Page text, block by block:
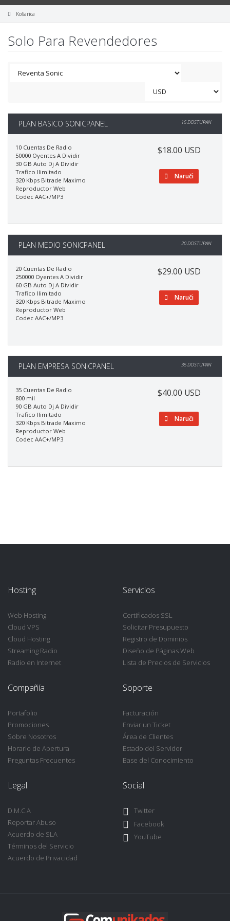
Košarica
Solo Para Revendedores
PLAN BASICO SONICPANEL 15 DOSTUPAN
10 Cuentas De Radio
50000 Oyentes A Dividir
30 GB Auto Dj A Dividir
Trafico Ilimitado
320 Kbps Bitrade Maximo
Reproductor Web
Codec AAC+/MP3
$18.00 USD
Naruči
PLAN MEDIO SONICPANEL 20 DOSTUPAN
20 Cuentas De Radio
250000 Oyentes A Dividir
60 GB Auto Dj A Dividir
Trafico Ilimitado
320 Kbps Bitrade Maximo
Reproductor Web
Codec AAC+/MP3
$29.00 USD
Naruči
PLAN EMPRESA SONICPANEL 35 DOSTUPAN
35 Cuentas De Radio
800 mil
90 GB Auto Dj A Dividir
Trafico Ilimitado
320 Kbps Bitrade Maximo
Reproductor Web
Codec AAC+/MP3
$40.00 USD
Naruči
Hosting
Web Hosting
Cloud VPS
Cloud Hosting
Streaming Radio
Radio en Internet
Servicios
Certificados SSL
Solicitar Presupuesto
Registro de Dominios
Diseño de Páginas Web
Lista de Precios de Servicios
Compañía
Portafolio
Promociones
Sobre Nosotros
Horario de Apertura
Preguntas Frecuentes
Soporte
Facturación
Enviar un Ticket
Área de Clientes
Estado del Servidor
Base del Conocimiento
Legal
D.M.C.A
Reportar Abuso
Acuerdo de SLA
Términos del Servicio
Acuerdo de Privacidad
Social
Twitter
Facebook
YouTube